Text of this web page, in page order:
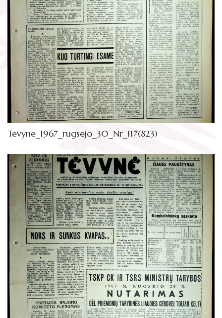
Gaunami periodiniai leidiniai
Tarpbibliotekinis abonementas
Knygomatai
Internetas
Klubai
Literatų klubas „Polėkis“
Interaktyvi kelionė
Gabrielės Petkevičaitės-Bitės literatūrinė
premija
Bibliotekos 70-metis
Virtuali biblioteka
Tevyne_1967_rugsejo_30_Nr_117(823)